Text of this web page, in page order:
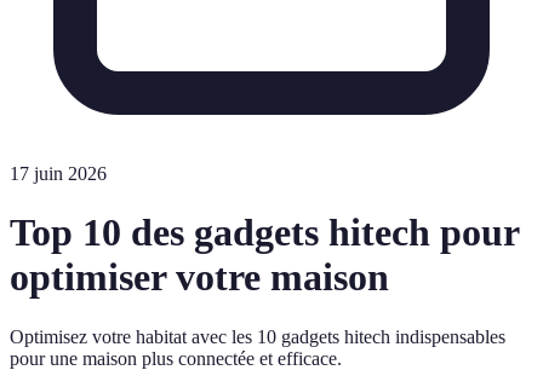
17 juin 2026
Top 10 des gadgets hitech pour
optimiser votre maison
Optimisez votre habitat avec les 10 gadgets hitech indispensables
pour une maison plus connectée et efficace.